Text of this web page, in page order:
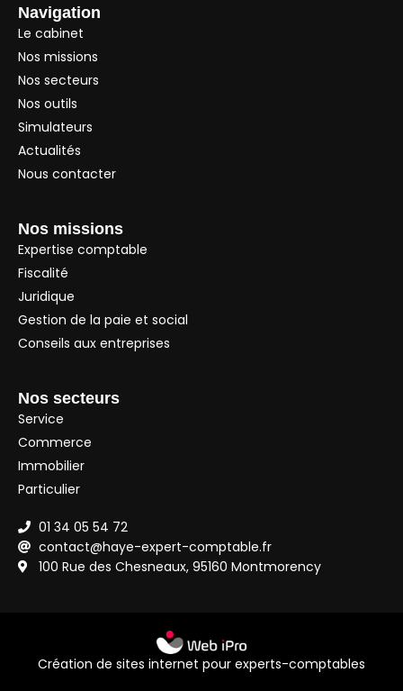
Navigation
Le cabinet
Nos missions
Nos secteurs
Nos outils
Simulateurs
Actualités
Nous contacter
Nos missions
Expertise comptable
Fiscalité
Juridique
Gestion de la paie et social
Conseils aux entreprises
Nos secteurs
Service
Commerce
Immobilier
Particulier
01 34 05 54 72
contact@haye-expert-comptable.fr
100 Rue des Chesneaux, 95160 Montmorency
Création de sites internet pour experts-comptables